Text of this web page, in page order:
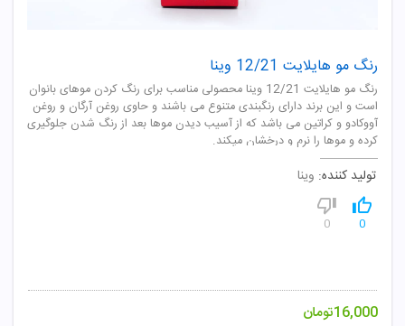
رنگ مو هایلایت 12/21 وینا
رنگ مو هایلایت 12/21 وینا محصولی مناسب برای رنگ کردن موهای بانوان
است و این برند دارای رنگبندی متنوع می باشند و حاوی روغن آرگان و روغن
آووکادو و کراتین می باشد که از آسیب دیدن موها بعد از رنگ شدن جلوگیری
کرده و موها را نرم و درخشان میکند.
تولید کننده: وینا
0
0
16,000تومان